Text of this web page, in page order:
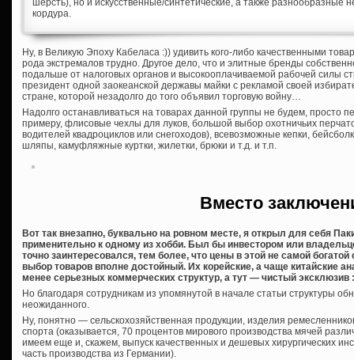
шерсть), но и искусственные/синтетические, а также разнообразные
кордура.
Ну, в Великую Эпоху Кабеласа :)) удивить кого-либо качественными
рода экстремалов трудно. Другое дело, что и элитные бренды
подальше от налоговых органов и высокооплачиваемой рабочей силы
президент одной заокеанской державы майки с рекламой своей
стране, которой незадолго до того объявил торговую войну…
Надолго останавливаться на товарах данной группы не будем, просто
примеру, флисовые чехлы для луков, большой выбор охотничьих
водителей квадроциклов или снегоходов), всевозможные кепки,
шляпы, камуфляжные куртки, жилетки, брюки и т.д. и т.п.
Вместо
Вот так внезапно, буквально на ровном месте, я открыл для себя
применительно к одному из хобби. Был бы инвестором или
точно заинтересовался, тем более, что цены в этой не самой
выбор товаров вполне достойный. Их корейские, а чаще китайские
менее серьезных коммерческих структур, а тут — чистый эксклюзив
Но благодаря сотрудникам из упомянутой в начале статьи структуры
неожиданного.
Ну, понятно — сельскохозяйственная продукции, изделия
спорта (оказывается, 70 процентов мирового производства мячей
имеем еще и, скажем, выпуск качественных и дешевых хирургических
часть производства из Германии).